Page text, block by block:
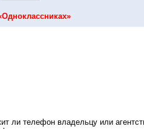
телефон владельцу или